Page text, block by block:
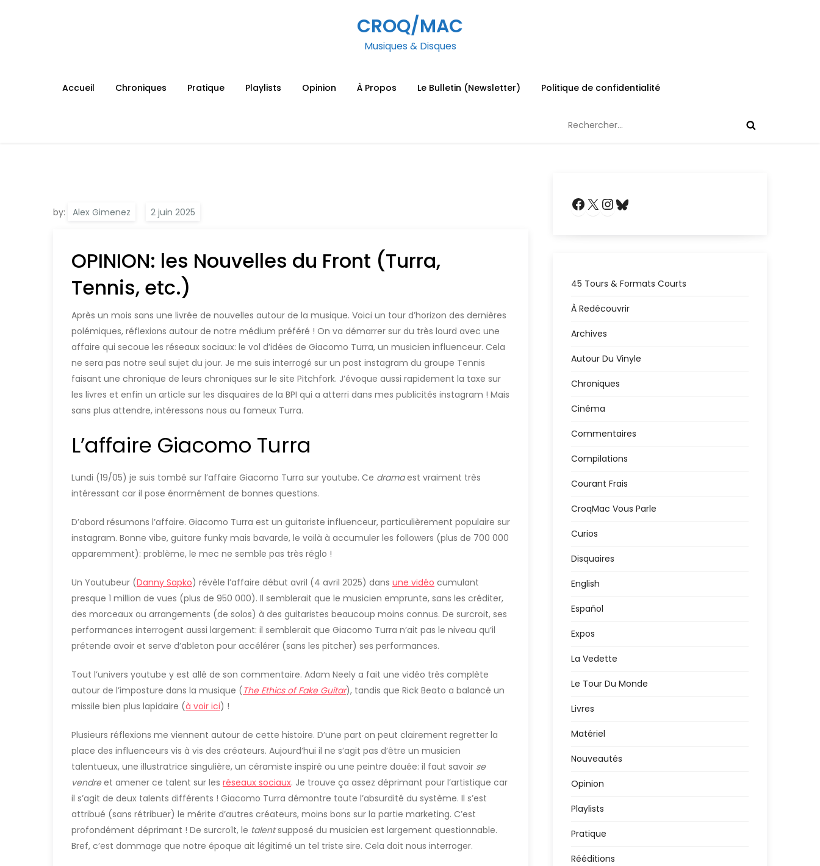
CROQ/MAC
Musiques & Disques
Accueil Chroniques Pratique Playlists Opinion À Propos Le Bulletin (Newsletter) Politique de confidentialité
by: Alex Gimenez
OPINION: les Nouvelles du Front (Turra,
Tennis, etc.)
Après un mois sans une livrée de nouvelles autour de la musique. Voici un tour d’horizon des dernières
polémiques, réflexions autour de notre médium préféré ! On va démarrer sur du très lourd avec une
affaire qui secoue les réseaux sociaux: le vol d’idées de Giacomo Turra, un musicien influenceur. Cela
ne sera pas notre seul sujet du jour. Je me suis interrogé sur un post instagram du groupe Tennis
faisant une chronique de leurs chroniques sur le site Pitchfork. J’évoque aussi rapidement la taxe sur
les livres et enfin un article sur les disquaires de la BPI qui a atterri dans mes publicités instagram ! Mais
sans plus attendre, intéressons nous au fameux Turra.
L’affaire Giacomo Turra
Lundi (19/05) je suis tombé sur l’affaire Giacomo Turra sur youtube. Ce dramaest vraiment très
intéressant car il pose énormément de bonnes questions.
D’abord résumons l’affaire. Giacomo Turra est un guitariste influenceur, particulièrement populaire sur
instagram. Bonne vibe, guitare funky mais bavarde, le voilà à accumuler les followers (plus de 700 000
apparemment): problème, le mec ne semble pas très réglo !
Un Youtubeur (Danny Sapko) révèle l’affaire début avril (4 avril 2025) dans une vidéo cumulant
presque 1 million de vues (plus de 950 000). Il semblerait que le musicien emprunte, sans les créditer,
des morceaux ou arrangements (de solos) à des guitaristes beaucoup moins connus. De surcroit, ses
performances interrogent aussi largement: il semblerait que Giacomo Turra n’ait pas le niveau qu’il
prétende avoir et serve d’ableton pour accélérer (sans les pitcher) ses performances.
Tout l’univers youtube y est allé de son commentaire. Adam Neely a fait une vidéo très complète
autour de l’imposture dans la musique ( The Ethics of Fake Guitar), tandis que Rick Beato a balancé un
missile bien plus lapidaire (à voir ici) !
Plusieurs réflexions me viennent autour de cette histoire. D’une part on peut clairement regretter la
place des influenceurs vis à vis des créateurs. Aujourd’hui il ne s’agit pas d’être un musicien
talentueux, une illustratrice singulière, un céramiste inspiré ou une peintre douée: il faut savoir se
vendreet amener ce talent sur les réseaux sociaux. Je trouve ça assez déprimant pour l’artistique car
il s’agit de deux talents différents ! Giacomo Turra démontre toute l’absurdité du système. Il s’est
attribué (sans rétribuer) le mérite d’autres créateurs, moins bons sur la partie marketing. C’est
profondément déprimant ! De surcroît, le talentsupposé du musicien est largement questionnable.
Bref, c’est dommage que notre époque ait légitimé un tel triste sire. Cela doit nous interroger.
Facebook
X Instagram
45 Tours & Formats Courts
À Redécouvrir
Archives
Autour Du Vinyle
Chroniques
Cinéma
Commentaires
Compilations
Courant Frais
CroqMac Vous Parle
Curios
Disquaires
English
Español
Expos
La Vedette
Le Tour Du Monde
Livres
Matériel
Nouveautés
Opinion
Playlists
Pratique
Rééditions